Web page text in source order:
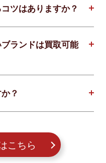
ツはありますか？
ランドは買取可能
？
こちら